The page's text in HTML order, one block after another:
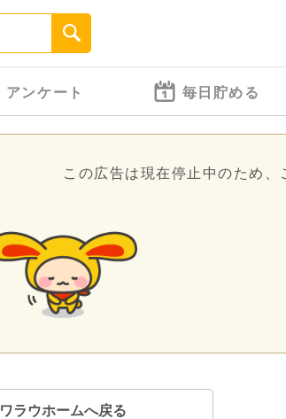
アンケート 毎日貯める
この広告は現在停止中のため、
ワラウホームへ戻る